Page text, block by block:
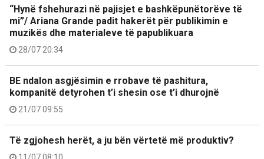
“Hynë fshehurazi në pajisjet e bashkëpunëtorëve të
mi”/ Ariana Grande padit hakerët për publikimin e
muzikës dhe materialeve të papublikuara
28/07 20:34
BE ndalon asgjësimin e rrobave të pashitura,
kompanitë detyrohen t’i shesin ose t’i dhurojnë
21/07 09:55
Të zgjohesh herët, a ju bën vërtetë më produktiv?